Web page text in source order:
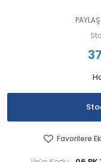
PAYLAŞ
Favorilere